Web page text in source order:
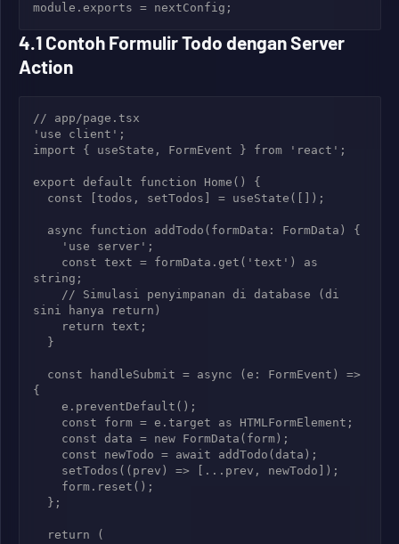
module.exports = nextConfig;
4.1 Contoh Formulir Todo dengan Server
Action
// app/page.tsx
'use client';
import { useState, FormEvent } from 'react';
export default function Home() {
  const [todos, setTodos] = useState
([]);
string;
sini hanya return)
{